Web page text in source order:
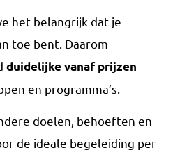
het belangrijk dat je
toe bent. Daarom
duidelijke vanaf prijzen
en programma’s.
doelen, behoeften en
de ideale begeleiding per